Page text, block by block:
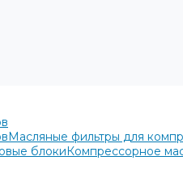
Масляные фильтры для
блокиКомпрессорное